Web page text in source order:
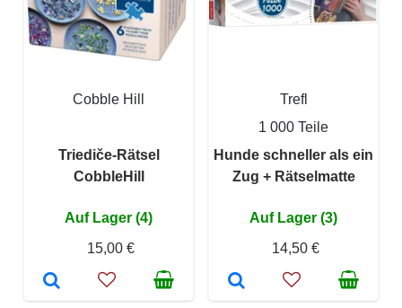
Cobble Hill
Triediče-Rätsel
CobbleHill
Auf Lager (4)
15,00 €
Trefl
1 000 Teile
Hunde schneller als ein
Zug + Rätselmatte
Auf Lager (3)
14,50 €